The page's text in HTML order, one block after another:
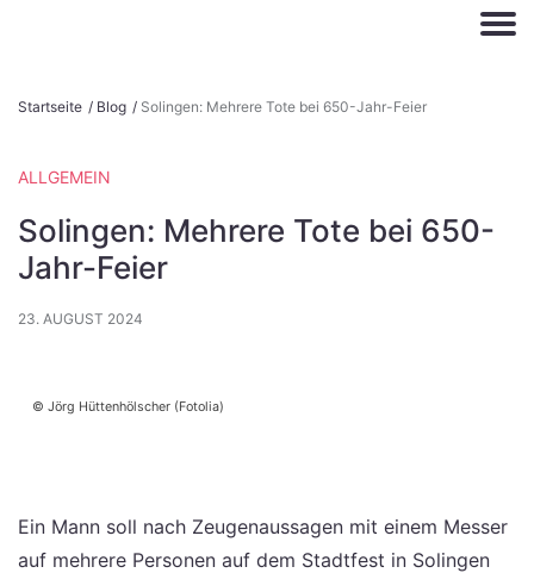
Startseite / Blog / Solingen: Mehrere Tote bei 650-Jahr-Feier
ALLGEMEIN
Solingen: Mehrere Tote bei 650-
Jahr-Feier
23. AUGUST 2024
Jörg Hüttenhölscher (Fotolia)
Ein Mann soll nach Zeugenaussagen mit einem Messer
auf mehrere Personen auf dem Stadtfest in Solingen